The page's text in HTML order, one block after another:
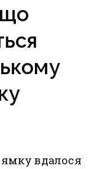
що
вдалося